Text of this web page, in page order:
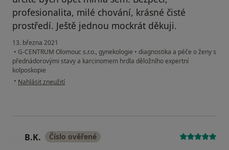
profesionalita, milé chování, krásné čisté
prostředí. Ještě jednou mockrát děkuji.
13. března 2021
• G-CENTRUM Olomouc s.r.o., gynekologie • diagnostika a péče o ženy s
přednádorovými stavy a karcinomem hrdla děložního expertní
kolposkopie
• podle názoru uživatele L. L.
Nahlásit zneužití
B.K. Číslo ověřené